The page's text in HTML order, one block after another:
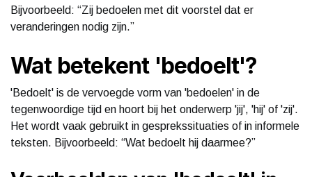
Bijvoorbeeld: “Zij bedoelen met dit voorstel dat er
veranderingen nodig zijn.”
Wat betekent 'bedoelt'?
'Bedoelt' is de vervoegde vorm van 'bedoelen' in de
tegenwoordige tijd en hoort bij het onderwerp 'jij', 'hij' of 'zij'.
Het wordt vaak gebruikt in gesprekssituaties of in informele
teksten. Bijvoorbeeld: “Wat bedoelt hij daarmee?”